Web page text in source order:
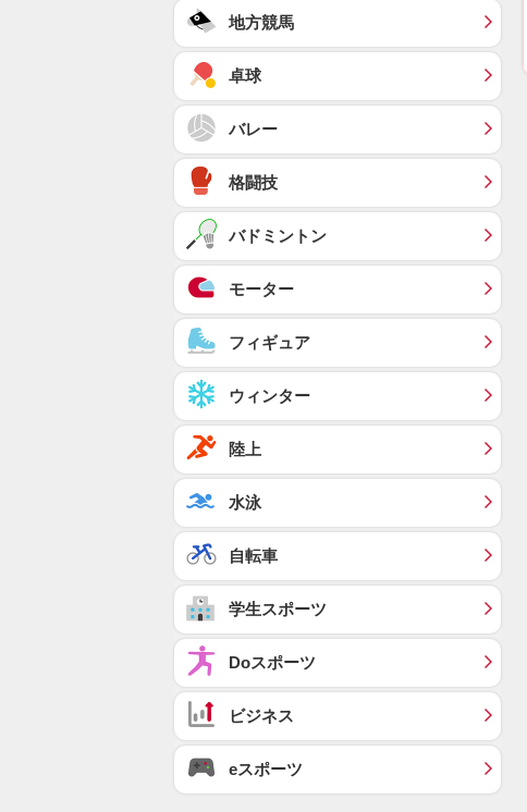
地方競馬
卓球
バレー
格闘技
バドミントン
モーター
フィギュア
ウィンター
陸上
水泳
自転車
学生スポーツ
Doスポーツ
ビジネス
eスポーツ